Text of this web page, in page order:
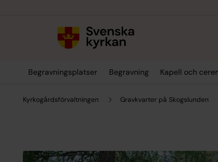
Begravningsplatser Begravning Kapell och
Kyrkogårdsförvaltningen Gravkvarter på Skogslunden